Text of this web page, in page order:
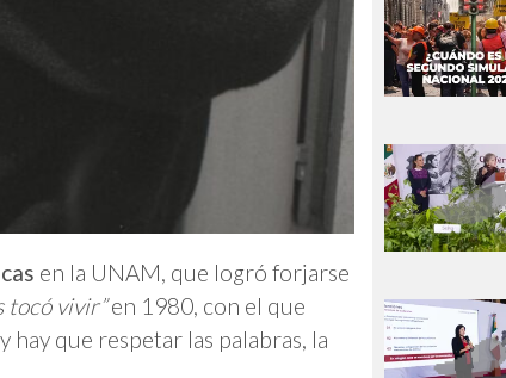
en la UNAM, que logró forjarse
tocó vivir”en 1980, con el que
que respetar las palabras, la